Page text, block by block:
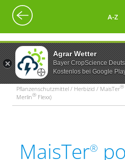
Agrar Wetter
Bayer CropScience
Kostenlos bei Google
A-Z
Pflanzenschutzmittel / Herbizid / MaisTer®
Merlin® Flexx)
MaisTer®